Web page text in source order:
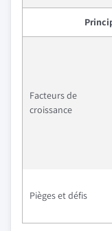
Facteurs de
croissance
Pièges et défis